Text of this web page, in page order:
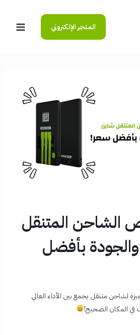
المتجر الإلكتروني
Main
الشاحن المتنقل
والجودة بأفضل
لشاحن متنقل يجمع بين الأداء العالي
في المكان الصحيح!